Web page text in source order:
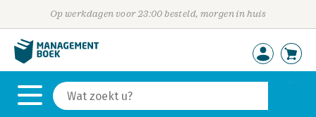
Op werkdagen voor 23:00 besteld, morgen in huis